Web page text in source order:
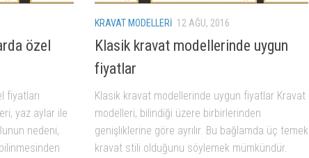
özel
fiyatları
yaz aylar ile
nedeni,
KRAVAT MODELLERI 12 AĞU, 2016
Klasik kravat modellerinde uygun
fiyatlar
Klasik kravat modellerinde uygun fiyatlar Kravat
modelleri, bilindiği üzere birbirlerinden
genişliklerine göre ayrılır. Bu bağlamda üç temek
kravat stili olduğunu söylemek mümkündür.